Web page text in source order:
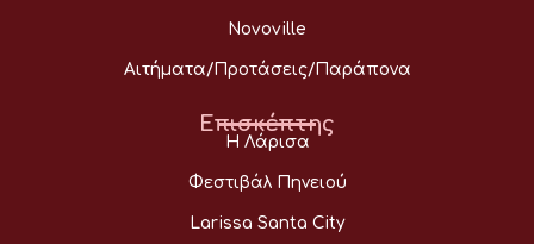
Novoville
Αιτήματα/Προτάσεις/Παράπονα
Επισκέπτης
Η Λάρισα
Φεστιβάλ Πηνειού
Larissa Santa City